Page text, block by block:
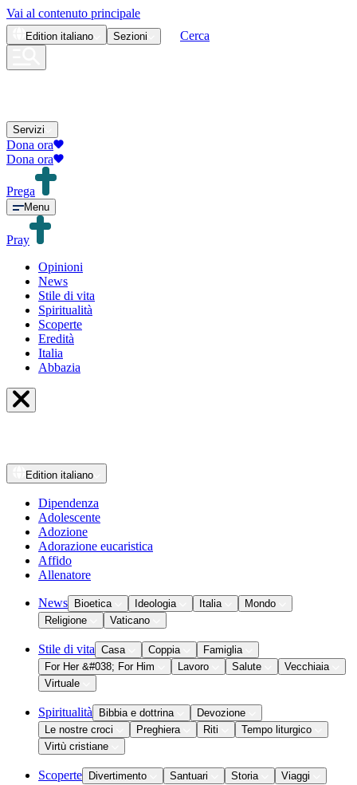
Vai al contenuto principale
Edition italiano Sezioni Cerca
Servizi
Dona ora
Dona ora
Prega
Menu
Pray
Opinioni
News
Stile di vita
Spiritualità
Scoperte
Eredità
Italia
Abbazia
Edition italiano
Dipendenza
Adolescente
Adozione
Adorazione eucaristica
Affido
Allenatore
News Bioetica Ideologia Italia
Mondo
Religione
Vaticano
Stile di vita Casa Coppia
Famiglia
For Her &#038; For Him
Lavoro Salute
Vecchiaia
Virtuale
Spiritualità Bibbia e dottrina
Devozione
Le nostre croci
Preghiera Riti
Tempo liturgico
Virtù cristiane
Scoperte Divertimento Santuari Storia Viaggi